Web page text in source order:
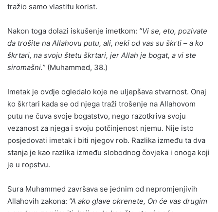
tražio samo vlastitu korist.
Nakon toga dolazi iskušenje imetkom: ”Vi se, eto, pozivate
da trošite na Allahovu putu, ali, neki od vas su škrti – a ko
škrtari, na svoju štetu škrtari, jer Allah je bogat, a vi ste
siromašni.” (Muhammed, 38.)
Imetak je ovdje ogledalo koje ne uljepšava stvarnost. Onaj
ko škrtari kada se od njega traži trošenje na Allahovom
putu ne čuva svoje bogatstvo, nego razotkriva svoju
vezanost za njega i svoju potčinjenost njemu. Nije isto
posjedovati imetak i biti njegov rob. Razlika između ta dva
stanja je kao razlika između slobodnog čovjeka i onoga koji
je u ropstvu.
Sura Muhammed završava se jednim od nepromjenjivih
Allahovih zakona: ”A ako glave okrenete, On će vas drugim